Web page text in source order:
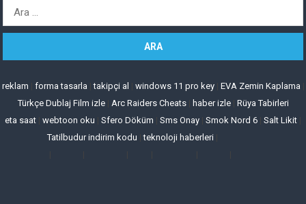
Arama:
reklam forma tasarla |takipçi al windows 11 pro key| EVA Zemin Kaplama
Türkçe Dublaj Film izle| Arc Raiders Cheats| haber izle| Rüya Tabirleri
eta saat webtoon oku Sfero Döküm Sms Onay Smok Nord 6 Salt Likit
Tatilbudur indirim kodu |teknoloji haberleri|